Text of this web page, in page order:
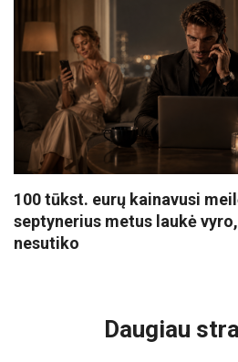
100 tūkst. eurų kainavusi
septynerius metus laukė
nesutiko
Daugiau